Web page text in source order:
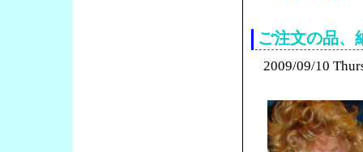
ご注文の品、
2009/09/10